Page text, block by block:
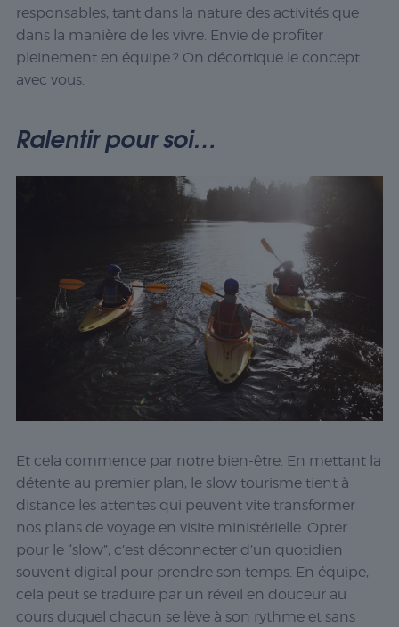
responsables, tant dans la nature des activités que
dans la manière de les vivre. Envie de profiter
pleinement en équipe ? On décortique le concept
avec vous.
Ralentir pour soi…
Et cela commence par notre bien-être. En mettant la
détente au premier plan, le slow tourisme tient à
distance les attentes qui peuvent vite transformer
nos plans de voyage en visite ministérielle. Opter
pour le “slow”, c’est déconnecter d’un quotidien
souvent digital pour prendre son temps. En équipe,
cela peut se traduire par un réveil en douceur au
cours duquel chacun se lève à son rythme et sans